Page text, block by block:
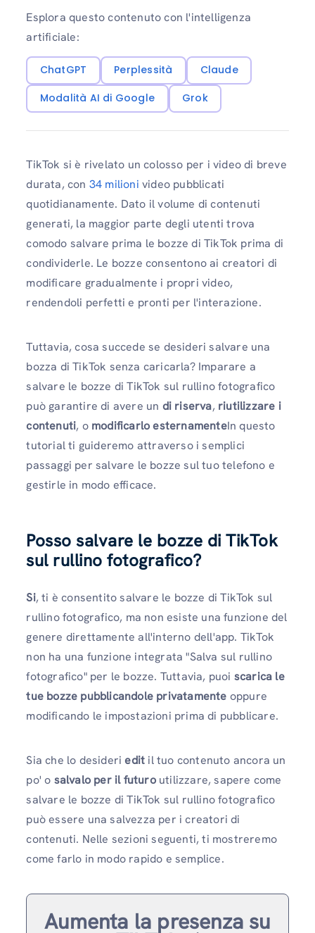
Esplora questo contenuto con l'intelligenza
artificiale:
ChatGPT Perplessità
Claude
Modalità AI di Google
Grok
TikTok si è rivelato un colosso per i video di breve
durata, con 34 milioni video pubblicati
quotidianamente. Dato il volume di contenuti
generati, la maggior parte degli utenti trova
comodo salvare prima le bozze di TikTok prima di
condividerle. Le bozze consentono ai creatori di
modificare gradualmente i propri video,
rendendoli perfetti e pronti per l'interazione.
Tuttavia, cosa succede se desideri salvare una
bozza di TikTok senza caricarla? Imparare a
salvare le bozze di TikTok sul rullino fotografico
può garantire di avere un di riserva, riutilizzare i
contenuti, o modificarlo esternamenteIn questo
tutorial ti guideremo attraverso i semplici
passaggi per salvare le bozze sul tuo telefono e
gestirle in modo efficace.
Posso salvare le bozze di TikTok
sul rullino fotografico?
Si, ti è consentito salvare le bozze di TikTok sul
rullino fotografico, ma non esiste una funzione del
genere direttamente all'interno dell'app. TikTok
non ha una funzione integrata "Salva sul rullino
fotografico" per le bozze. Tuttavia, puoi scarica le
tue bozze pubblicandole privatamente oppure
modificando le impostazioni prima di pubblicare.
Sia che lo desideriedit il tuo contenuto ancora un
po' o salvalo per il futuroutilizzare, sapere come
salvare le bozze di TikTok sul rullino fotografico
può essere una salvezza per i creatori di
contenuti. Nelle sezioni seguenti, ti mostreremo
come farlo in modo rapido e semplice.
Aumenta la presenza su